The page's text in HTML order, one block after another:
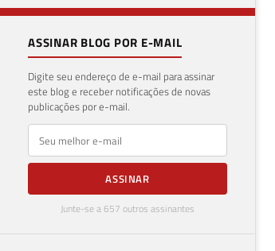
ASSINAR BLOG POR E-MAIL
Digite seu endereço de e-mail para assinar
este blog e receber notificações de novas
publicações por e-mail.
E-mail
ASSINAR
Junte-se a 657 outros assinantes